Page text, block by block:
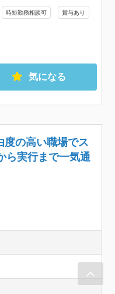
時短勤務相談可 賞与あり
気になる
度の高い職場でス
ら実行まで一気通